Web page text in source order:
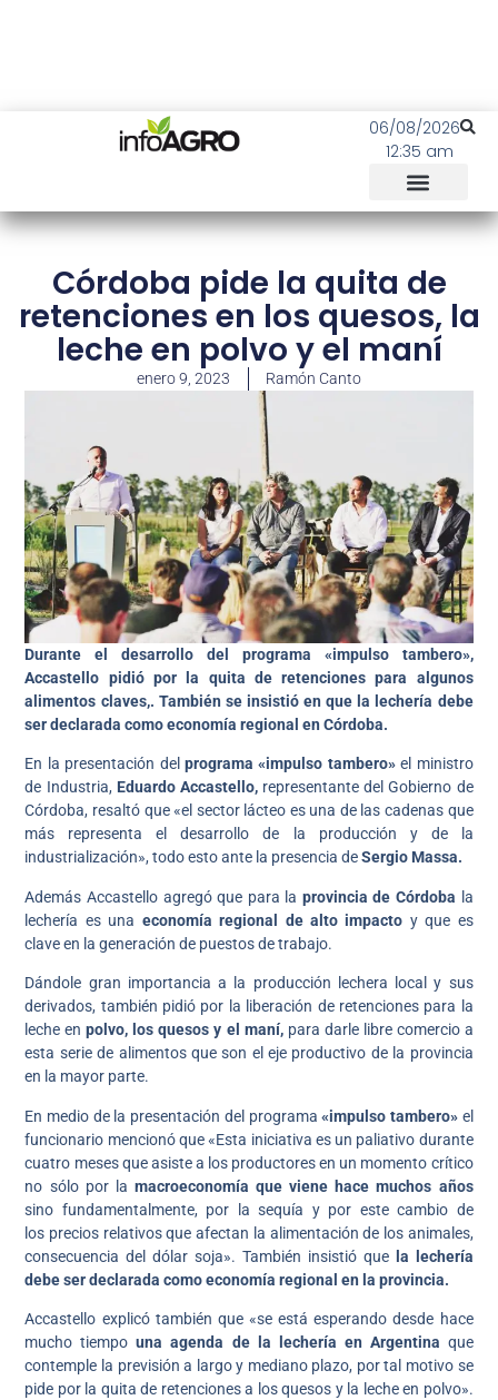
06/08/2026
12:35 am
Córdoba pide la quita de
retenciones en los quesos, la
leche en polvo y el maní
enero 9, 2023 Ramón Canto
Durante el desarrollo del programa «impulso tambero»,
Accastello pidió por la quita de retenciones para algunos
alimentos claves,. También se insistió en que la lechería debe
ser declarada como economía regional en Córdoba.
En la presentación del programa «impulso tambero»el ministro
de Industria, Eduardo Accastello,representante del Gobierno de
Córdoba, resaltó que «el sector lácteo es una de las cadenas que
más representa el desarrollo de la producción y de la
industrialización», todo esto ante la presencia deSergio Massa.
Además Accastello agregó que para la provincia de Córdoba la
lechería es una economía regional de alto impacto y que es
clave en la generación de puestos de trabajo.
Dándole gran importancia a la producción lechera local y sus
derivados, también pidió por la liberación de retenciones para la
leche enpolvo, los quesos y el maní,para darle libre comercio a
esta serie de alimentos que son el eje productivo de la provincia
en la mayor parte.
En medio de la presentación del programa«impulso tambero»el
funcionario mencionó que «Esta iniciativa es un paliativo durante
cuatro meses que asiste a los productores en un momento crítico
no sólo por la macroeconomía que viene hace muchos años
sino fundamentalmente, por la sequía y por este cambio de
los precios relativos que afectan la alimentación de los animales,
consecuencia del dólar soja». También insistió que
la lechería
debe ser declarada como economía regional en la provincia.
Accastello explicó también que «se está esperando desde hace
mucho tiempouna agenda de la lechería en Argentina que
contemple la previsión a largo y mediano plazo, por tal motivo se
pide por la quita de retenciones a los quesos y la leche en polvo».